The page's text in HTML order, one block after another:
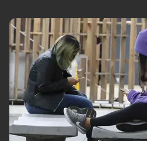
Agronegócios
Brasil
Brasil Mineral
Ciência &
Tecnologia
Cinema
Comportamento
Cultura
Economia
Educação
Infraestrutura
Internacional